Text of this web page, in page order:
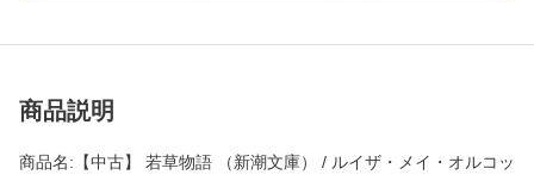
商品説明
商品名:【中古】 若草物語 （新潮文庫） / ルイザ・メイ・オルコッ